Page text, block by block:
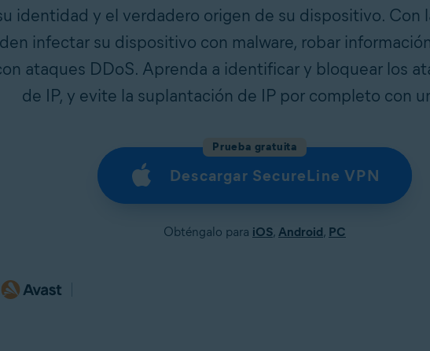
identidad y el verdadero origen de su dispositivo. Con
infectar su dispositivo con malware, robar
ataques DDoS. Aprenda a identificar y bloquear los
de IP, y evite la suplantación de IP por completo con
Prueba gratuita
Descargar SecureLine VPN
Obténgalo para iOS, Android, PC